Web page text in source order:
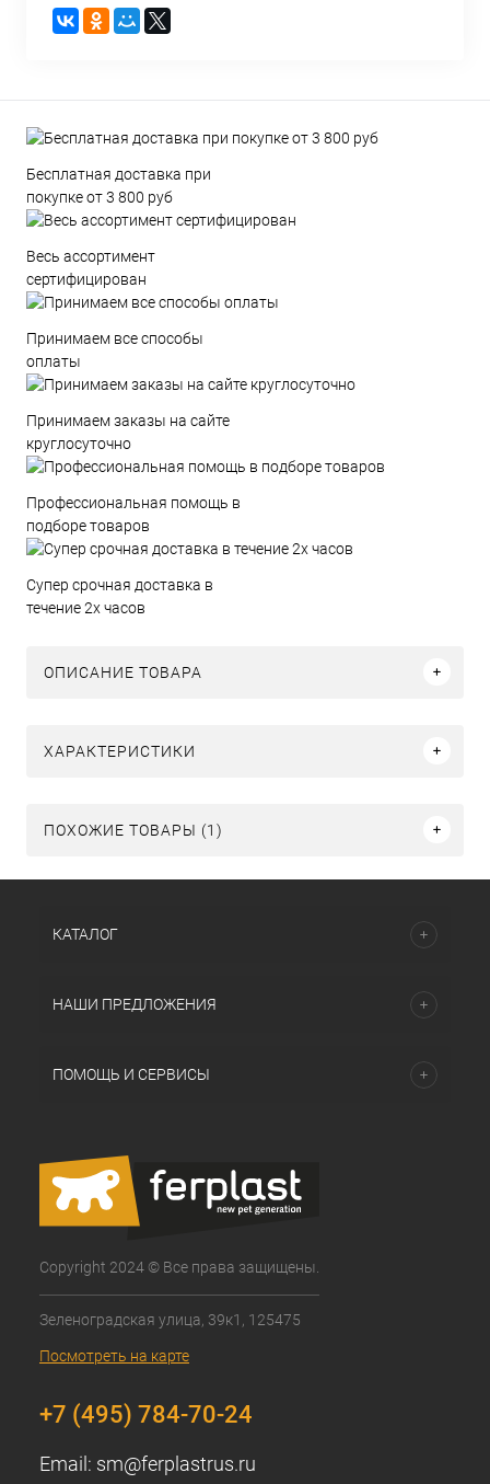
Бесплатная доставка при
покупке от 3 800 руб
Весь ассортимент
сертифицирован
Принимаем все способы
оплаты
Принимаем заказы на сайте
круглосуточно
Профессиональная помощь в
подборе товаров
Супер срочная доставка в
течение 2х часов
ОПИСАНИЕ ТОВАРА
ХАРАКТЕРИСТИКИ
ПОХОЖИЕ ТОВАРЫ (1)
КАТАЛОГ
НАШИ ПРЕДЛОЖЕНИЯ
ПОМОЩЬ И СЕРВИСЫ
Copyright 2024 © Все права защищены.
Зеленоградская улица, 39к1, 125475
Посмотреть на карте
+7 (495) 784-70-24
Email: sm@ferplastrus.ru